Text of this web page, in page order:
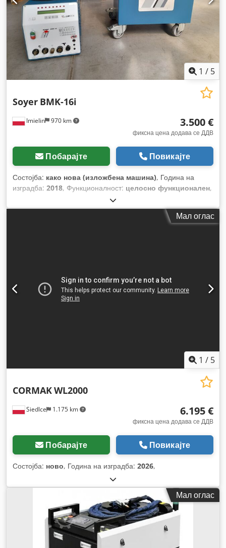
1 / 5
Imielin 970 km
Soyer BMK-16i
3.500 €
фиксна цена додава се ДДВ
Побарајте Повикајте
Состојба: како нова (изложбена машина), Година на
изградба: 2018, Функционалност: целосно функционален,
01164/18
Мал оглас
1 / 5
Siedlce 1.175 km
CORMAKWL2000
6.195 €
фиксна цена додава се ДДВ
Побарајте Повикајте
Состојба: ново, Година на изградба: 2026,
Мал оглас